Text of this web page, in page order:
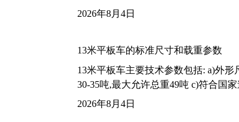
2026年8月4日
13米平板车的标准尺寸和载重参数
13米平板车主要技术参数包括: a)外形
30-35吨,最大允许总重49吨 c)符合国
2026年8月4日